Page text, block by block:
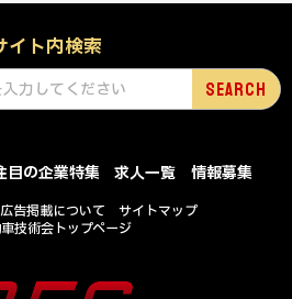
イト内検索
目の企業特集 求人一覧
情報募集
広告掲載について
サイトマップ
技術会トップページ